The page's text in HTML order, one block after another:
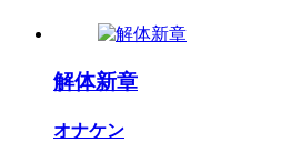
解体新章
オナケン